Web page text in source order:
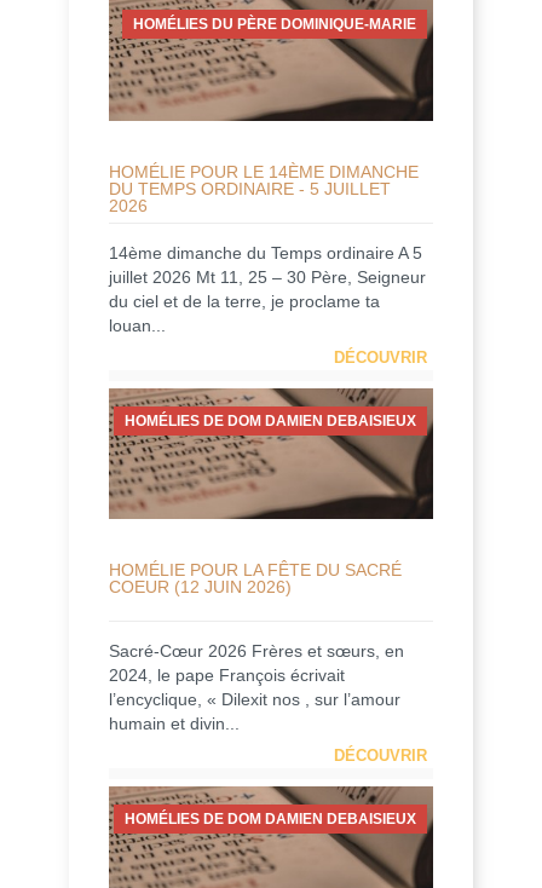
HOMÉLIES DU PÈRE DOMINIQUE-MARIE
HOMÉLIE POUR LE 14ÈME DIMANCHE
DU TEMPS ORDINAIRE - 5 JUILLET
2026
14ème dimanche du Temps ordinaire A 5
juillet 2026 Mt 11, 25 – 30 Père, Seigneur
du ciel et de la terre, je proclame ta
louan...
DÉCOUVRIR
HOMÉLIES DE DOM DAMIEN DEBAISIEUX
HOMÉLIE POUR LA FÊTE DU SACRÉ
COEUR (12 JUIN 2026)
Sacré-Cœur 2026 Frères et sœurs, en
2024, le pape François écrivait
l’encyclique, « Dilexit nos , sur l’amour
humain et divin...
DÉCOUVRIR
HOMÉLIES DE DOM DAMIEN DEBAISIEUX